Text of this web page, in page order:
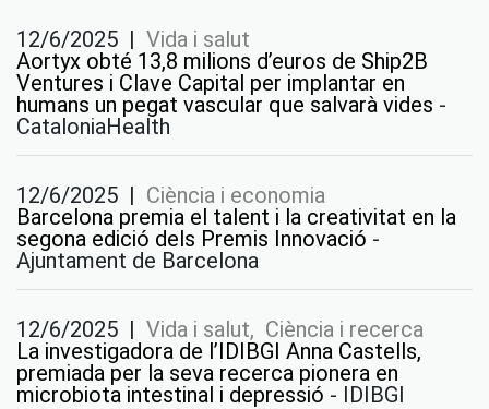
12/6/2025 | Vida i salut
Aortyx obté 13,8 milions d’euros de Ship2B
Ventures i Clave Capital per implantar en
humans un pegat vascular que salvarà vides -
CataloniaHealth
12/6/2025 | Ciència i economia
Barcelona premia el talent i la creativitat en la
segona edició dels Premis Innovació -
Ajuntament de Barcelona
12/6/2025 | Vida i salut, Ciència i recerca
La investigadora de l’IDIBGI Anna Castells,
premiada per la seva recerca pionera en
microbiota intestinal i depressió - IDIBGI